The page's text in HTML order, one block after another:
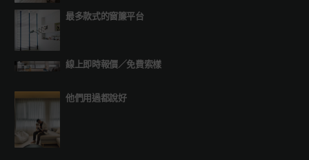
最多款式的窗簾平台
線上即時報價／免費索樣
他們用過都說好